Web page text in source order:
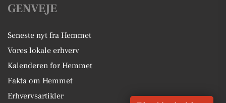
GENVEJE
Seneste nyt fra Hemmet
Vores lokale erhverv
Kalenderen for Hemmet
Fakta om Hemmet
Erhvervsartikler